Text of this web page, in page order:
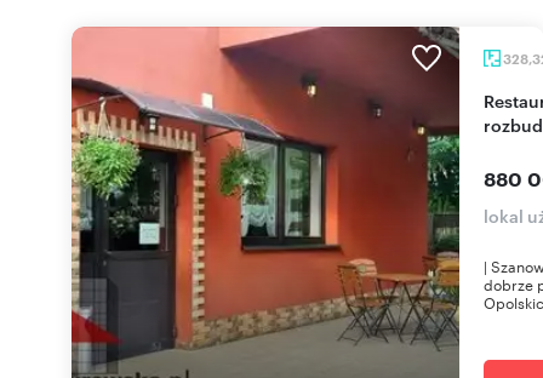
Restauracja 328 m² z pełnym wyposażeniem,
880
lokal
|
dobrze